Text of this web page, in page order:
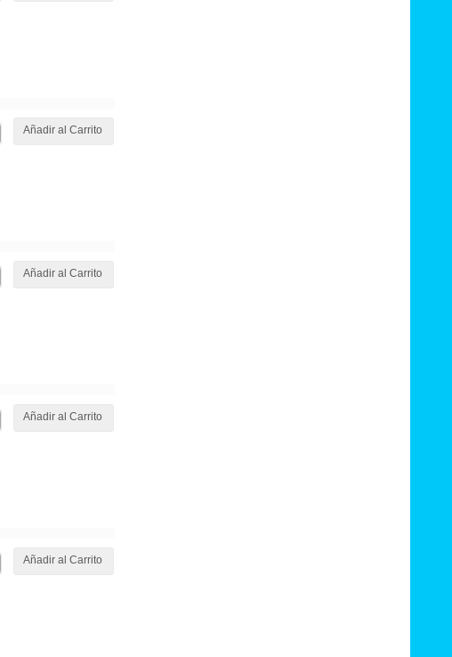
Añadir al Carrito
Añadir al Carrito
Añadir al Carrito
Añadir al Carrito